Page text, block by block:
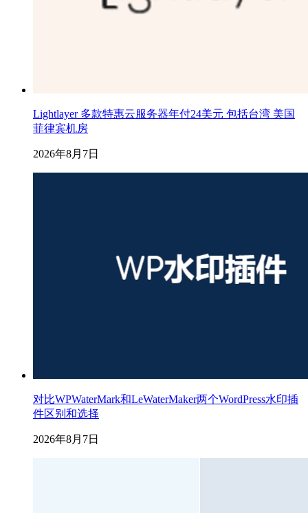
Lightlayer 多款特惠云服务器年付24美元 包括台湾 美国
菲律宾机房
2026年8月7日
对比WPWaterMark和LeWaterMaker两个WordPress水印插
件区别和选择
2026年8月7日